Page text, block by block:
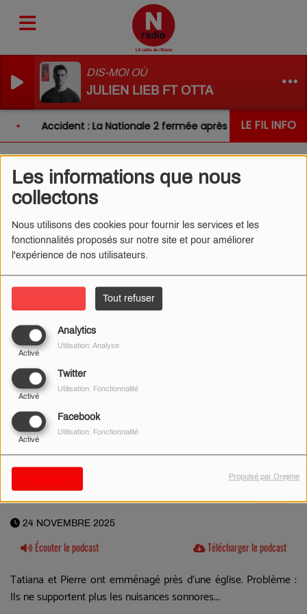
Les informations que nous
collectons
Nous utilisons des cookies pour fournir les services et les
fonctionnalités proposés sur notre site et pour améliorer
l'expérience de nos utilisateurs.
Tout refuser
Analytics
Activé
Utilisation: Analyse
Twitter
Activé
Utilisation: Fonctionnalité
Facebook
Activé
Utilisation: Fonctionnalité
Propulsé par Orejime
DIS-MOI OÙ
JULIEN LIEB FT OTTA
LE FIL INFO
Accident : La Nationale 2 fermée après un choc entre
L'ŒIL DE CÉDRIC 24/11/2025
24 NOVEMBRE 2025
Écouter le podcast Télécharger le podcast
Tatiana et Pierre ont emménagé près d'une église. Problème :
Ils ne supportent plus les nuisances sonnores...